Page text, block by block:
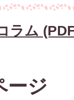
ラム
ージ